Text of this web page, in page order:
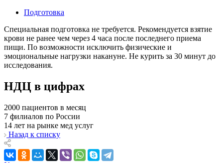
Подготовка
Специальная подготовка не требуется. Рекомендуется взятие
крови не ранее чем через 4 часа после последнего приема
пищи. По возможности исключить физические и
эмоциональные нагрузки накануне. Не курить за 30 минут до
исследования.
НДЦ в цифрах
2000 пациентов в месяц
7 филиалов по России
14 лет на рынке мед услуг
Назад к списку